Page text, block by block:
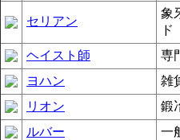
セリアン
象
ド
ヘイスト師 専
ヨハン
雑
リオン
鍛
ルバー
一